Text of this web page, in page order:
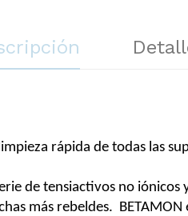
rápida de todas las
de tensiactivos no
más rebeldes.